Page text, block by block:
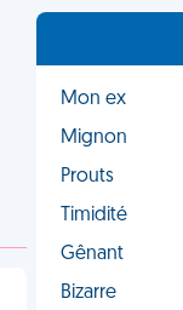
Mon ex
Mignon
Prouts
Timidité
Gênant
Bizarre